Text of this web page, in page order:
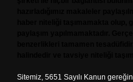
Sitemiz, 5651 Sayılı Kanun